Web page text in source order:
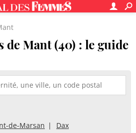
de Mant (40) : le guide
de-Marsan Dax